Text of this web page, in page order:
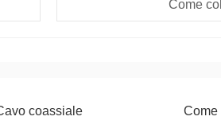
Come
coassiale Come